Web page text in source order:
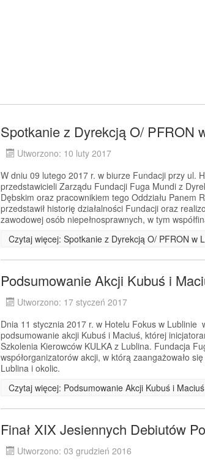
Spotkanie z Dyrekcją O/ PFRON
Utworzono: 10 luty 2017
W dniu 09 lutego 2017 r. w biurze Fundacji przy ul.
przedstawicieli Zarządu Fundacji Fuga Mundi z
Dębskim oraz pracownikiem tego Oddziału Panem
przedstawił historię działalności Fundacji oraz
zawodowej osób niepełnosprawnych, w tym
Czytaj więcej: Spotkanie z Dyrekcją O/ PFRON w
Podsumowanie Akcji Kubuś i
Utworzono: 17 styczeń 2017
Dnia 11 stycznia 2017 r. w Hotelu Fokus w Lublinie
podsumowanie akcji Kubuś i Maciuś, której
Szkolenia Kierowców KULKA z Lublina. Fundacja
współorganizatorów akcji, w którą zaangażowało
Lublina i okolic.
Czytaj więcej: Podsumowanie Akcji Kubuś i Maciuś
Finał XIX Jesiennych Debiutów
Utworzono: 03 grudzień 2016